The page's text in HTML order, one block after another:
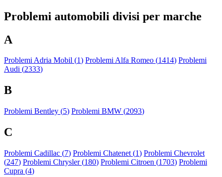
Problemi automobili divisi per marche
A
Problemi Adria Mobil (1) Problemi Alfa Romeo (1414) Problemi
Audi (2333)
B
Problemi Bentley (5) Problemi BMW (2093)
C
Problemi Cadillac (7) Problemi Chatenet (1) Problemi Chevrolet
(247) Problemi Chrysler (180) Problemi Citroen (1703) Problemi
Cupra (4)